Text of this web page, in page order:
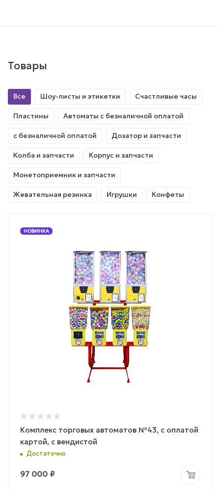
Товары
Все Шоу-листы и этикетки Счастливые часы
Пластины Автоматы с безналичной оплатой
с безналичной оплатой Дозатор и запчасти
Колба и запчасти Корпус и запчасти
Монетоприемник и запчасти
Жевательная резинка Игрушки Конфеты
НОВИНКА
Комплекс торговых автоматов №43, с оплатой
картой, с вендистой
Достаточно
97 000 ₽